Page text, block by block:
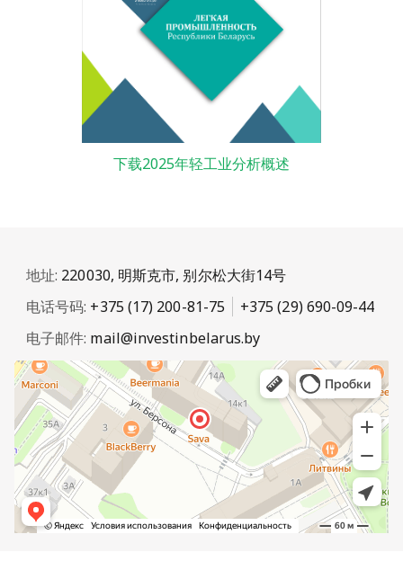
下载2025年轻工业分析概述
地址: 220030, 明斯克市, 别尔松大街14号
电话号码: +375 (17) 200-81-75
+375 (29) 690-09-44
电子邮件: mail@investinbelarus.by